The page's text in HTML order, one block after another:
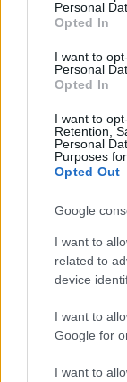
Personal
Opted In
I want to
Personal
Opted In
I want to
Retention,
Personal
Purposes
Opted Out
Google
I want to
related to
device
I want to
Google for
I want to
Redução
de 2026 e julho de
Beatriz Almeida · 7 ago
Nome
Kinza Babylon